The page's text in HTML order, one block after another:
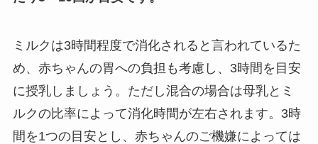
ミルクは3時間程度で消化されると言われているた
め、赤ちゃんの胃への負担も考慮し、3時間を目安
に授乳しましょう。ただし混合の場合は母乳とミ
ルクの比率によって消化時間が左右されます。3時
間を1つの目安とし、赤ちゃんのご機嫌によっては